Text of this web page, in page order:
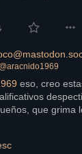
@aracnido1969
eso, creo
que grima